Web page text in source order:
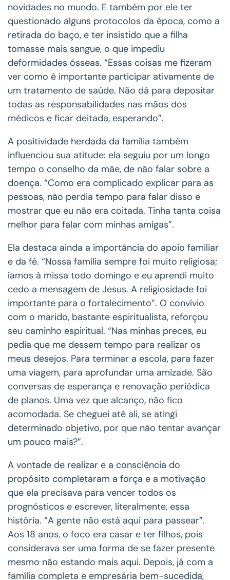
novidades no mundo. E também por ele ter
questionado alguns protocolos da época, como a
retirada do baço, e ter insistido que a filha
tomasse mais sangue, o que impediu
deformidades ósseas. “Essas coisas me fizeram
ver como é importante participar ativamente de
um tratamento de saúde. Não dá para depositar
todas as responsabilidades nas mãos dos
médicos e ficar deitada, esperando”.
A positividade herdada da família também
influenciou sua atitude: ela seguiu por um longo
tempo o conselho da mãe, de não falar sobre a
doença. “Como era complicado explicar para as
pessoas, não perdia tempo para falar disso e
mostrar que eu não era coitada. Tinha tanta coisa
melhor para falar com minhas amigas”.
Ela destaca ainda a importância do apoio familiar
e da fé. “Nossa família sempre foi muito religiosa;
íamos à missa todo domingo e eu aprendi muito
cedo a mensagem de Jesus. A religiosidade foi
importante para o fortalecimento”. O convívio
com o marido, bastante espiritualista, reforçou
seu caminho espiritual. “Nas minhas preces, eu
pedia que me dessem tempo para realizar os
meus desejos. Para terminar a escola, para fazer
uma viagem, para aprofundar uma amizade. São
conversas de esperança e renovação periódica
de planos. Uma vez que alcanço, não fico
acomodada. Se cheguei até ali, se atingi
determinado objetivo, por que não tentar avançar
um pouco mais?”.
A vontade de realizar e a consciência do
propósito completaram a força e a motivação
que ela precisava para vencer todos os
prognósticos e escrever, literalmente, essa
história. “A gente não está aqui para passear”.
Aos 18 anos, o foco era casar e ter filhos, pois
considerava ser uma forma de se fazer presente
mesmo não estando mais aqui. Depois, já com a
família completa e empresária bem-sucedida,